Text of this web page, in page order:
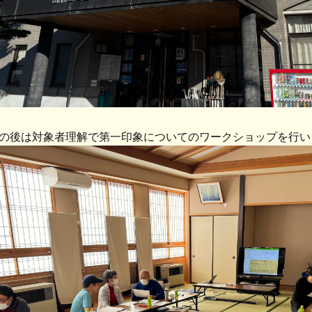
後は対象者理解で第一印象についてのワークショップを行